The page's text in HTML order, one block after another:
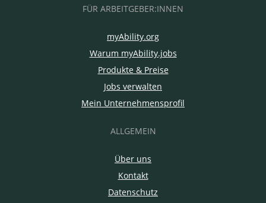
FÜR ARBEITGEBER:INNEN
myAbility.org
Warum myAbility.jobs
Produkte & Preise
Jobs verwalten
Mein Unternehmensprofil
ALLGEMEIN
Über uns
Kontakt
Datenschutz